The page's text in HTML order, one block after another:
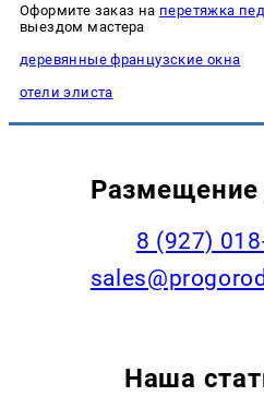
Оформите заказ на перетяжка
выездом мастера
деревянные французские окна
отели элиста
8 (927)
Наша